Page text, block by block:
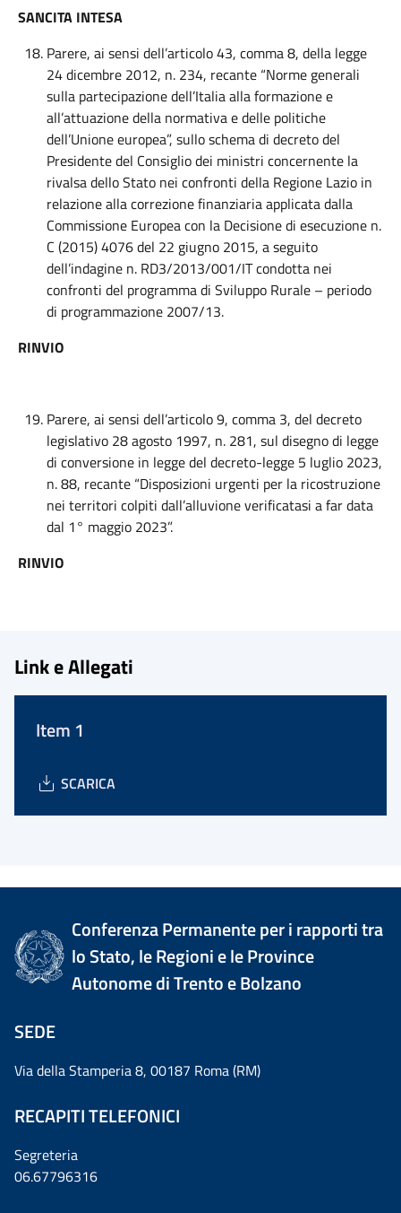
SANCITA INTESA
Parere, ai sensi dell’articolo 43, comma 8, della legge
24 dicembre 2012, n. 234, recante “Norme generali
sulla partecipazione dell’Italia alla formazione e
all’attuazione della normativa e delle politiche
dell’Unione europea”, sullo schema di decreto del
Presidente del Consiglio dei ministri concernente la
rivalsa dello Stato nei confronti della Regione Lazio in
relazione alla correzione finanziaria applicata dalla
Commissione Europea con la Decisione di esecuzione n.
C (2015) 4076 del 22 giugno 2015, a seguito
dell’indagine n. RD3/2013/001/IT condotta nei
confronti del programma di Sviluppo Rurale – periodo
di programmazione 2007/13.
RINVIO
Parere, ai sensi dell’articolo 9, comma 3, del decreto
legislativo 28 agosto 1997, n. 281, sul disegno di legge
di conversione in legge del decreto-legge 5 luglio 2023,
n. 88, recante “Disposizioni urgenti per la ricostruzione
nei territori colpiti dall’alluvione verificatasi a far data
dal 1° maggio 2023”.
RINVIO
Link e Allegati
Item 1
SCARICA
Conferenza Permanente per i rapporti tra
lo Stato, le Regioni e le Province
Autonome di Trento e Bolzano
SEDE
Via della Stamperia 8, 00187 Roma (RM)
RECAPITI TELEFONICI
Segreteria
06.67796316